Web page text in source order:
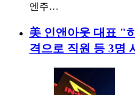
엔주…
美 인앤아웃 대표 "
격으로 직원 등 3명